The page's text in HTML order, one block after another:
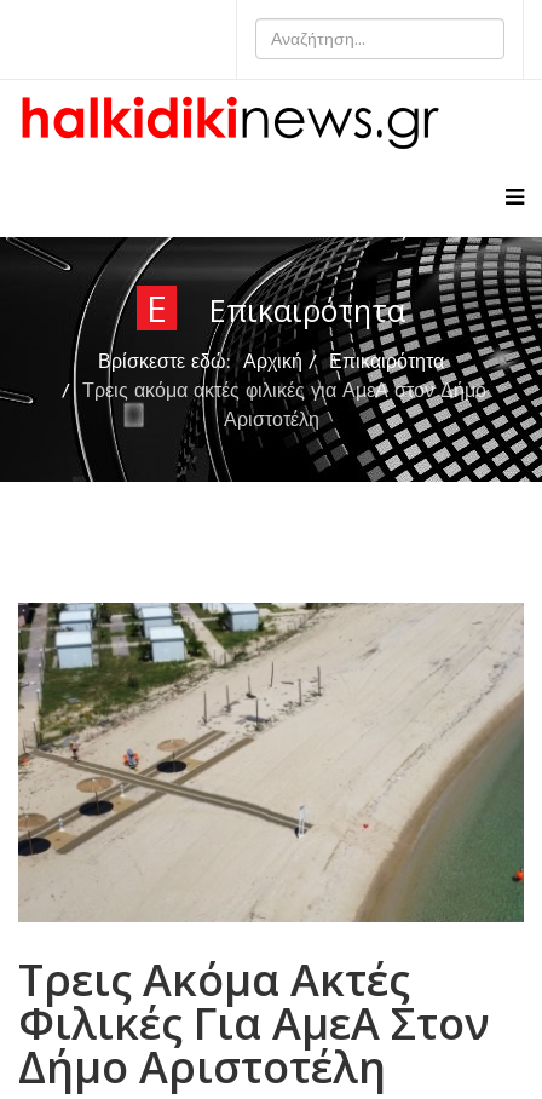
Ε Επικαιρότητα
Βρίσκεστε εδώ:Αρχική
Επικαιρότητα
Τρεις ακόμα ακτές φιλικές για ΑμεΑ στον Δήμο
Αριστοτέλη
Τρεις Ακόμα Ακτές
Φιλικές Για ΑμεΑ Στον
Δήμο Αριστοτέλη